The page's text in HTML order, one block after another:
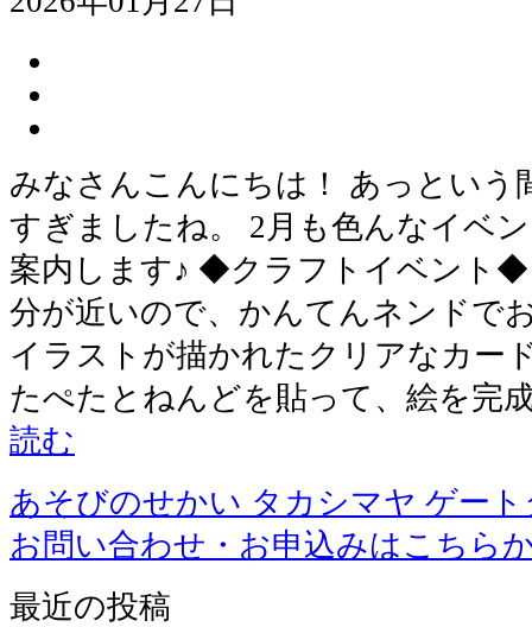
みなさんこんにちは！ あっという
すぎましたね。 2月も色んなイベ
案内します♪ ◆クラフトイベント◆
分が近いので、かんてんネンドで
イラストが描かれたクリアなカー
たぺたとねんどを貼って、絵を完
読む
あそびのせかい タカシマヤ ゲー
お問い合わせ・お申込みはこちら
最近の投稿